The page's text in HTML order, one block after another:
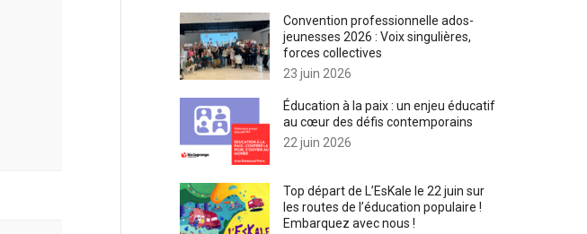
Convention professionnelle ados-
jeunesses 2026 : Voix singulières,
forces collectives
23 juin 2026
Éducation à la paix : un enjeu éducatif
au cœur des défis contemporains
22 juin 2026
Top départ de L’EsKale le 22 juin sur
les routes de l’éducation populaire !
Embarquez avec nous !